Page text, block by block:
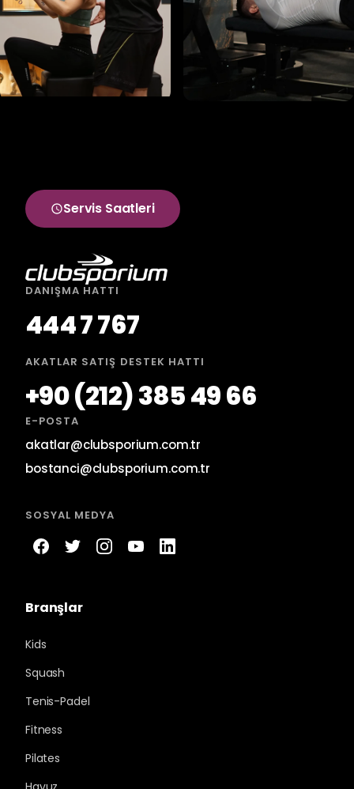
Servis Saatleri
DANIŞMA HATTI
444 7 767
AKATLAR SATIŞ DESTEK HATTI
+90 (212) 385 49 66
E-POSTA
akatlar@clubsporium.com.tr
bostanci@clubsporium.com.tr
SOSYAL MEDYA
Branşlar
Kids
Squash
Tenis-Padel
Fitness
Pilates